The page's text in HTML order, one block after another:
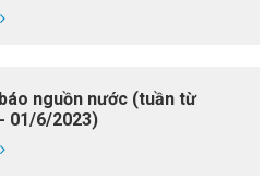
nguồn nước (tuần từ
01/6/2023)